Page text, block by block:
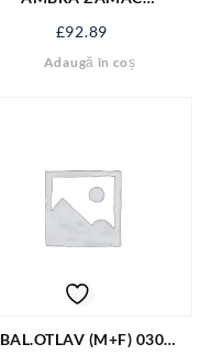
OCS B/V6
£92.89
Adaugă în coș
BAL.OTLAV (M+F) 030